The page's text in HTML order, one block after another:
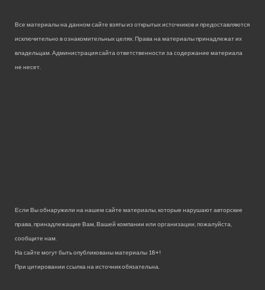
Все материалы на данном сайте взяты из открытых источников и предоставляются
исключительно в ознакомительных целях. Права на материалы принадлежат их
владельцам. Администрация сайта ответственности за содержание материала
не несет.
Если Вы обнаружили на нашем сайте материалы, которые нарушают авторские
права, принадлежащие Вам, Вашей компании или организации, пожалуйста,
сообщите нам.
На сайте могут быть опубликованы материалы 18+!
При цитировании ссылка на источник обязательна.